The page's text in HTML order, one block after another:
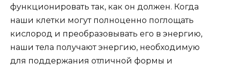
функционировать так, как он должен. Когда
наши клетки могут полноценно поглощать
кислород и преобразовывать его в энергию,
наши тела получают энергию, необходимую
для поддержания отличной формы и